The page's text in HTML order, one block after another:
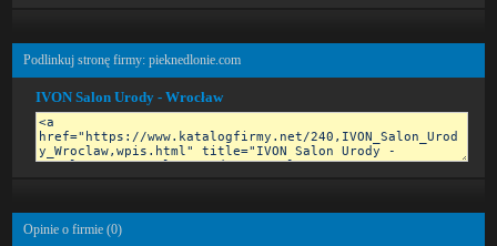
Podlinkuj stronę firmy: pieknedlonie.com
IVON Salon Urody - Wrocław
Opinie o firmie (0)